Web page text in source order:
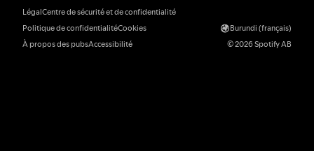
LégalCentre de sécurité et de confidentialité
Politique de confidentialitéCookies
À propos des pubsAccessibilité
Burundi (français)
© 2026 Spotify AB